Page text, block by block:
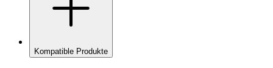
Kompatible Produkte